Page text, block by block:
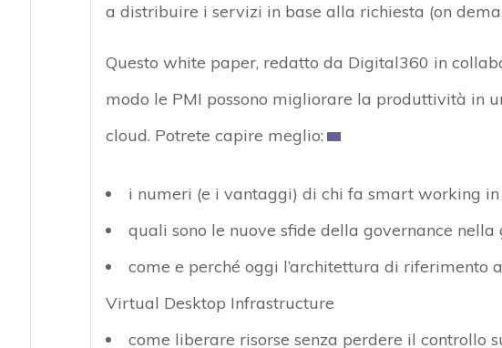
a distribuire i servizi in base alla richiesta (on
Questo white paper, redatto da Digital360 in
modo le PMI possono migliorare la produttività in
cloud. Potrete capire meglio:
i numeri (e i vantaggi) di chi fa smart working
quali sono le nuove sfide della governance
come e perché oggi l’architettura di riferimento
Virtual Desktop Infrastructure
come liberare risorse senza perdere il controllo